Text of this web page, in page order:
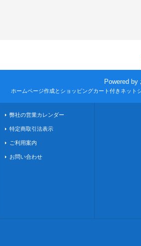
Powered by
ホームページ作成とショッピングカート付きネット
弊社の営業カレンダー
特定商取引法表示
ご利用案内
お問い合わせ